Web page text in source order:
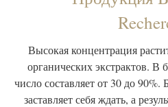
Высокая концентрация
органических экстрактов. В
число составляет от 30 до 90%.
заставляет себя ждать, а